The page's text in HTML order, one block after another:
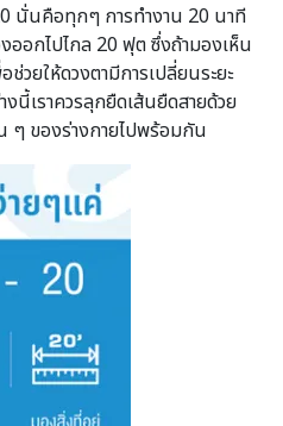
นั่นคือทุกๆ การทำงาน 20 นาที
ออกไปไกล 20 ฟุต ซึ่งถ้ามองเห็น
ช่วยให้ดวงตามีการเปลี่ยนระยะ
งนี้เราควรลุกยืดเส้นยืดสายด้วย
ๆ ของร่างกายไปพร้อมกัน